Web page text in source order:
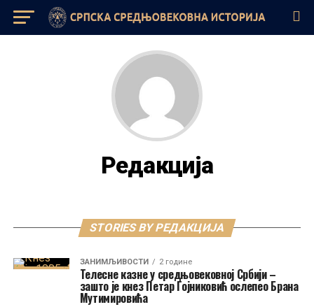
Редакција
STORIES BY РЕДАКЦИЈА
ЗАНИМЉИВОСТИ 2 године
Телесне казне у средњовековној Србији –
зашто је кнез Петар Гојниковић ослепео Брана
Мутимировића